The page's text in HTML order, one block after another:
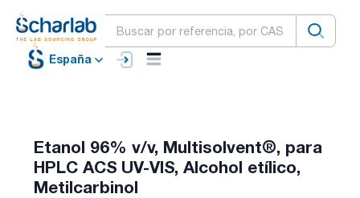
España
Etanol 96% v/v, Multisolvent®, para
HPLC ACS UV-VIS, Alcohol etílico,
Metilcarbinol